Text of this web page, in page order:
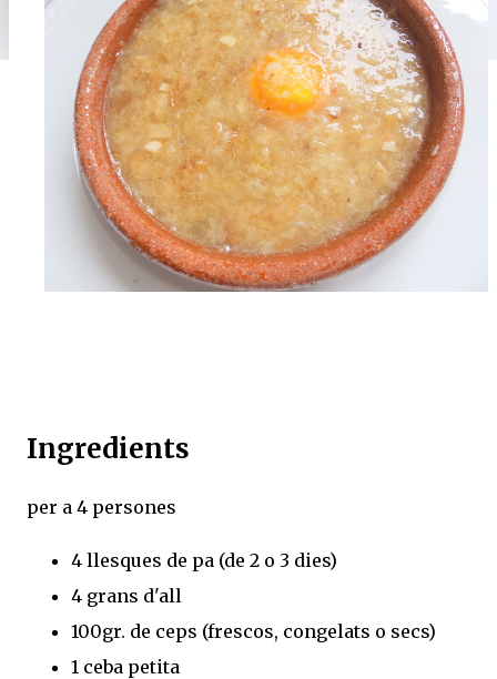
Ingredients
per a 4 persones
4 llesques de pa (de 2 o 3 dies)
4 grans d'all
100gr. de ceps (frescos, congelats o secs)
1 ceba petita